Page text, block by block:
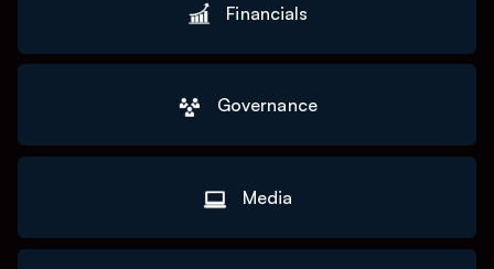
Financials
Governance
Media